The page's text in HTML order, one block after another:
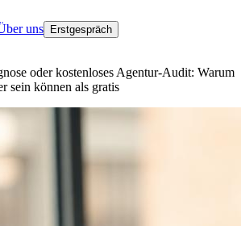
uns Erstgespräch
oder kostenloses Agentur-Audit: Warum
sein können als gratis